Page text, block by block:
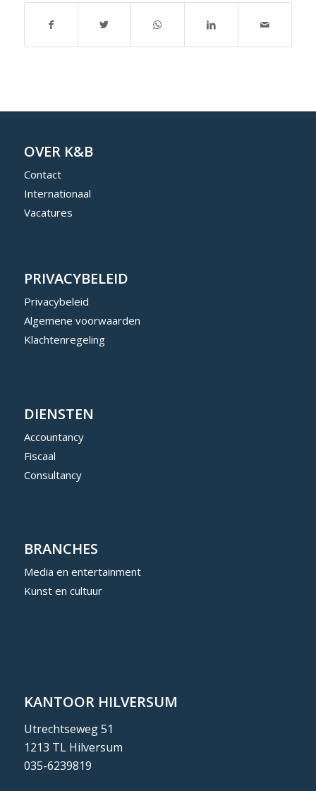
OVER K&B
Contact
Internationaal
Vacatures
PRIVACYBELEID
Privacybeleid
Algemene voorwaarden
Klachtenregeling
DIENSTEN
Accountancy
Fiscaal
Consultancy
BRANCHES
Media en entertainment
Kunst en cultuur
KANTOOR HILVERSUM
Utrechtseweg 51
1213 TL Hilversum
035-6239819